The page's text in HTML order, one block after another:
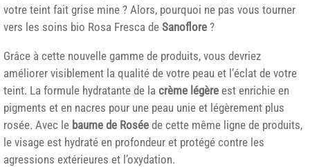
votre teint fait grise mine ? Alors, pourquoi ne pas vous tourner
vers les soins bio Rosa Fresca de Sanoflore ?
Grâce à cette nouvelle gamme de produits, vous devriez
améliorer visiblement la qualité de votre peau et l’éclat de votre
teint. La formule hydratante de la crème légère est enrichie en
pigments et en nacres pour une peau unie et légèrement plus
rosée. Avec le baume de Rosée de cette même ligne de produits,
le visage est hydraté en profondeur et protégé contre les
agressions extérieures et l’oxydation.